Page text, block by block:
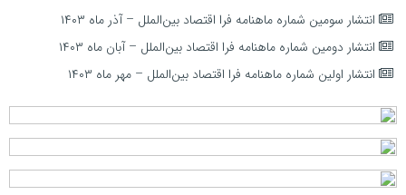
انتشار سومین شماره ماهنامه فرا اقتصاد بین‌الملل – آذر ماه ۱۴۰۳
انتشار دومین شماره ماهنامه فرا اقتصاد بین‌الملل – آبان ماه ۱۴۰۳
انتشار اولین شماره ماهنامه فرا اقتصاد بین‌الملل – مهر ماه ۱۴۰۳